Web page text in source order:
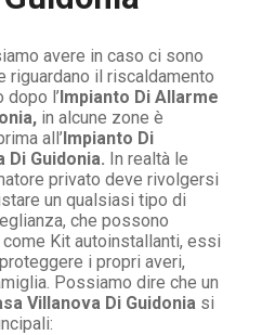
avere in caso ci sono
riguardano il riscaldamento
l’Impianto Di Allarme
in alcune zone è
all’Impianto Di
Di Guidonia. In realtà le
privato deve rivolgersi
un qualsiasi tipo di
che possono
Kit autoinstallanti, essi
i propri averi,
Possiamo dire che un
Villanova Di Guidonia si